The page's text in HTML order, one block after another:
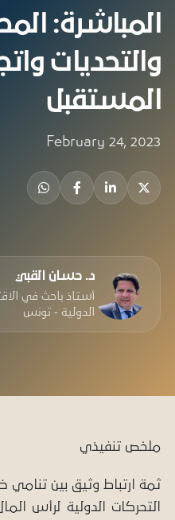
المباشرة:
والتحديات
المستقبل
February 24, 2023
د. حسان القبي
أستاذ باحث في
الدولية - تونس
ملخص تنفيذي
ثمة ارتباط وثيق بين تنامي
التحركات الدولية لرأس